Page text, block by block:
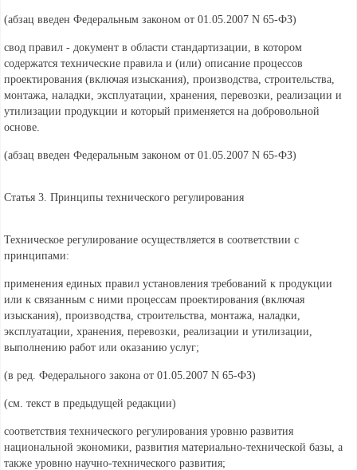
(абзац введен Федеральнымзаконом от 01.05.2007 N 65-ФЗ)
свод правил - документ в области стандартизации, в котором
содержатся технические правила и (или) описание процессов
проектирования (включая изыскания), производства, строительства,
монтажа, наладки, эксплуатации, хранения, перевозки, реализации и
утилизации продукции и который применяется на добровольной
основе.
(абзац введен Федеральнымзаконом от 01.05.2007 N 65-ФЗ)
Статья 3. Принципы технического регулирования
Техническое регулирование осуществляется в соответствии с
принципами:
применения единых правил установления требований к продукции
или к связанным с ними процессам проектирования (включая
изыскания), производства, строительства, монтажа, наладки,
эксплуатации, хранения, перевозки, реализации и утилизации,
выполнению работ или оказанию услуг;
(в ред. Федеральногозакона от 01.05.2007 N 65-ФЗ)
(см. текст в предыдущейредакции)
соответствия технического регулирования уровню развития
национальной экономики, развития материально-технической базы, а
также уровню научно-технического развития;